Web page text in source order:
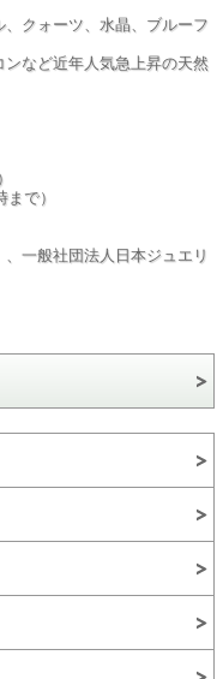
クォーツ、水晶、ブルーフ
など近年人気急上昇の天然
で）
一般社団法人日本ジュエリ